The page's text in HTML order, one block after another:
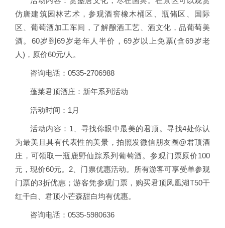
仿唐建筑园林艺术，参观酒窖橡木桶区、瓶储区、国际
区、葡萄酒加工车间，了解酿酒工艺、酒文化，品葡萄美
酒。60岁到69岁老年人半价，69岁以上免票(含69岁老
人)，原价60元/人。
咨询电话：0535-2706988
蓬莱君顶酒庄：新年系列活动
活动时间：1月
活动内容：1、寻找你眼中最美的君顶。寻找4处你认
为最美且具有代表性的美景，拍照发微信朋友圈@君顶酒
庄，可领取一瓶鹿野仙踪系列葡萄酒。参观门票原价100
元，现价60元。2、门票优惠活动。所有游客可享受单参观
门票的3折优惠；游客凭参观门票，购买君顶凤凰湖T50干
红干白、君顶小芒森甜白均有优惠。
咨询电话：0535-5980636